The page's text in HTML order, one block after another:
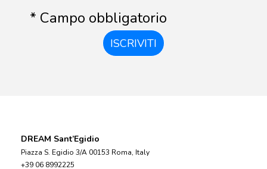
* Campo obbligatorio
ISCRIVITI
DREAM Sant’Egidio
Piazza S. Egidio 3/A 00153 Roma, Italy
+39 06 8992225